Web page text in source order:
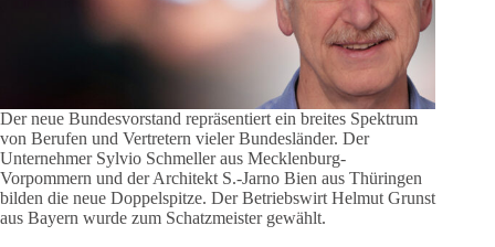
Der neue Bundesvorstand repräsentiert ein breites Spektrum
von Berufen und Vertretern vieler Bundesländer. Der
Unternehmer Sylvio Schmeller aus Mecklenburg-
Vorpommern und der Architekt S.-Jarno Bien aus Thüringen
bilden die neue Doppelspitze. Der Betriebswirt Helmut Grunst
aus Bayern wurde zum Schatzmeister gewählt.